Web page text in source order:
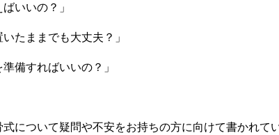
いいの？」
いたままでも大丈夫？」
準備すればいいの？」
について疑問や不安をお持ちの方に向けて書かれてい